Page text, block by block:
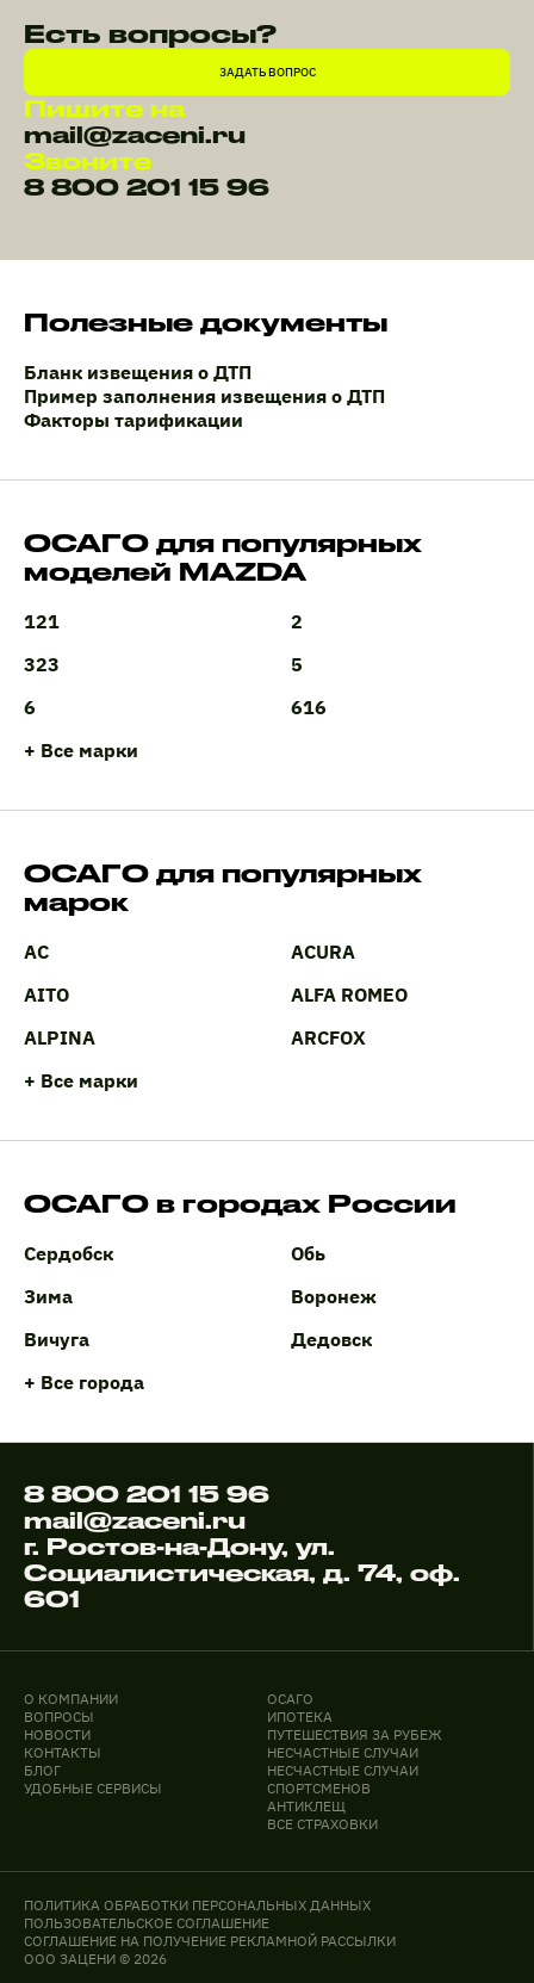
Есть вопросы?
ЗАДАТЬ ВОПРОС
Пишите на
mail@zaceni.ru
Звоните
8 800 201 15 96
Полезные документы
Бланк извещения о ДТП
Пример заполнения извещения о ДТП
Факторы тарификации
ОСАГО для популярных
моделей MAZDA
121
2
323
5
6
616
+ Все марки
ОСАГО для популярных
марок
AC
ACURA
AITO
ALFA ROMEO
ALPINA
ARCFOX
+ Все марки
ОСАГО в городах России
Сердобск
Обь
Зима
Воронеж
Вичуга
Дедовск
+ Все города
8 800 201 15 96
mail@zaceni.ru
г. Ростов-на-Дону, ул.
Социалистическая, д. 74, оф.
601
О КОМПАНИИ
ВОПРОСЫ
НОВОСТИ
КОНТАКТЫ
БЛОГ
УДОБНЫЕ СЕРВИСЫ
ОСАГО
ИПОТЕКА
ПУТЕШЕСТВИЯ ЗА РУБЕЖ
НЕСЧАСТНЫЕ СЛУЧАИ
НЕСЧАСТНЫЕ СЛУЧАИ
СПОРТСМЕНОВ
АНТИКЛЕЩ
ВСЕ СТРАХОВКИ
ПОЛИТИКА ОБРАБОТКИ ПЕРСОНАЛЬНЫХ ДАННЫХ
ПОЛЬЗОВАТЕЛЬСКОЕ СОГЛАШЕНИЕ
СОГЛАШЕНИЕ НА ПОЛУЧЕНИЕ РЕКЛАМНОЙ РАССЫЛКИ
ООО ЗАЦЕНИ © 2026